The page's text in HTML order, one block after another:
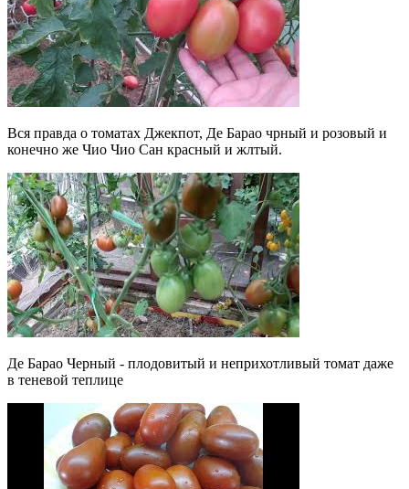
Вся правда о томатах Джекпот, Де Барао чрный и розовый и
конечно же Чио Чио Сан красный и жлтый.
Де Барао Черный - плодовитый и неприхотливый томат даже
в теневой теплице